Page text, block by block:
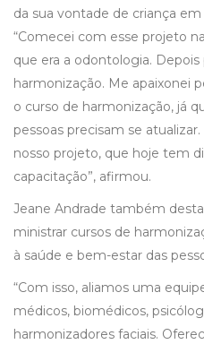
da sua vontade de criança
“Comecei com esse projeto
que era a odontologia. Depois
harmonização. Me apaixonei
o curso de harmonização, já
pessoas precisam se
nosso projeto, que hoje tem
capacitação”, afirmou.
Jeane Andrade também
ministrar cursos de
à saúde e bem-estar das
“Com isso, aliamos uma
médicos, biomédicos,
harmonizadores faciais.